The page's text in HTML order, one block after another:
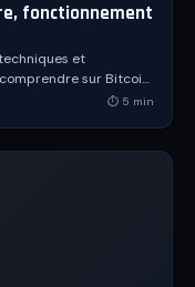
fonctionnement
et
sur Bitcoin,
⏱ 5 min